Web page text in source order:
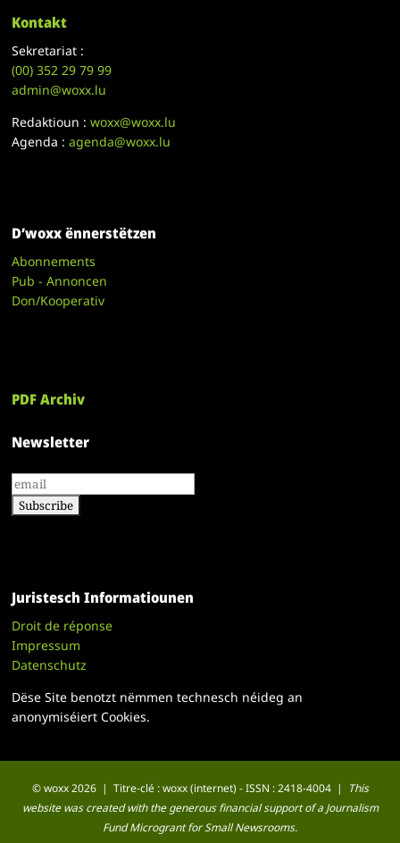
Kontakt
Sekretariat :
(00)352 29 79 99
admin@woxx.lu
Redaktioun :woxx@woxx.lu
Agenda :agenda@woxx.lu
D’woxx ënnerstëtzen
Abonnements
Pub - Annoncen
Don/Kooperativ
PDF Archiv
Newsletter
Juristesch Informatiounen
Droit de réponse
Impressum
Datenschutz
Dëse Site benotzt nëmmen technesch néideg an
anonymiséiert Cookies.
© woxx 2026 | Titre-clé : woxx (internet) - ISSN : 2418-4004 |
This
website was created with the generous financial support of a Journalism
Fund Microgrant for Small Newsrooms.